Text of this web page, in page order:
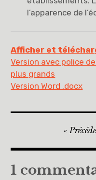
l’apparence de
Afficher et
Version avec police
plus grands
Version Word .docx
Navigation
de
l’article
1